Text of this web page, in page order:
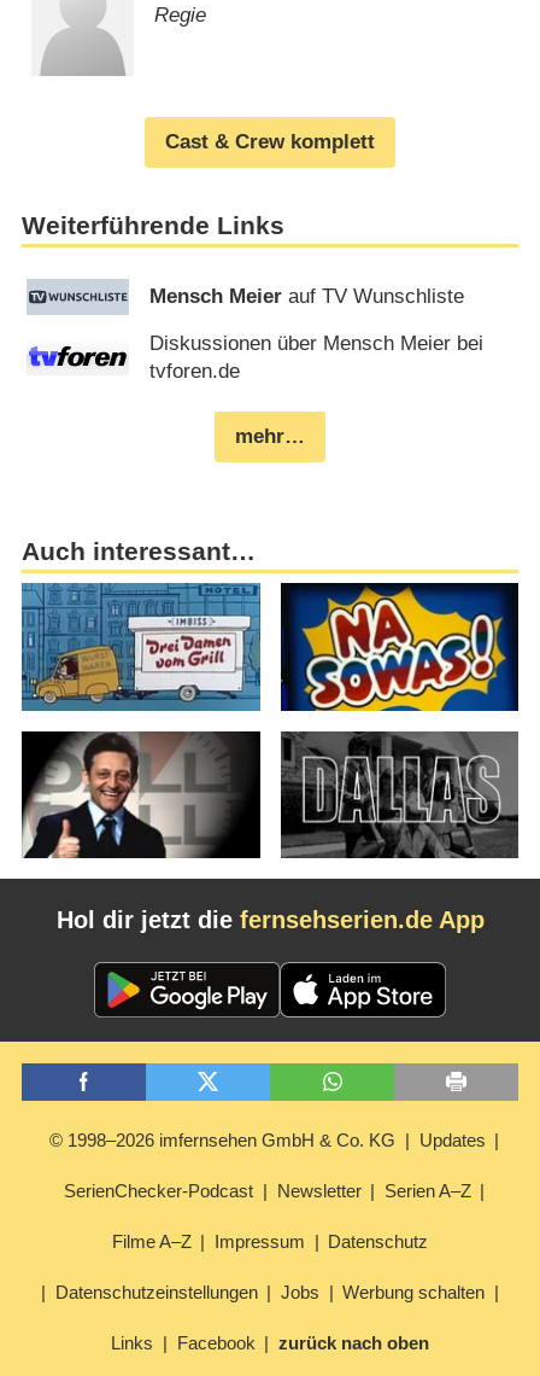
Regie
Cast & Crew komplett
Weiterführende Links
Mensch Meier auf TV Wunschliste
Diskussionen über Mensch Meier bei
tvforen.de
mehr…
Auch interessant…
Hol dir jetzt die fernsehserien.de App
© 1998–2026 imfernsehen GmbH & Co. KG Updates
SerienChecker-Podcast Newsletter Serien A–Z
Filme A–Z Impressum Datenschutz
Datenschutzeinstellungen Jobs Werbung schalten
Links Facebook zurück nach oben